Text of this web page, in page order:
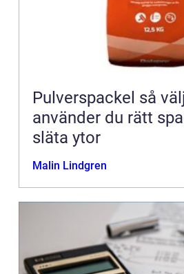
Pulverspackel så väljer och
använder du rätt
släta ytor
Malin Lindgren